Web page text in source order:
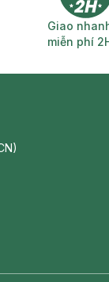
hàng Giao
Giao
miễn phí